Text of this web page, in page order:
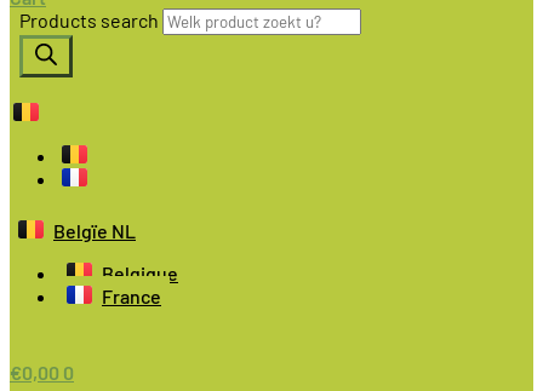
Products search
Belgïe NL
Belgique
France
€0,00 0